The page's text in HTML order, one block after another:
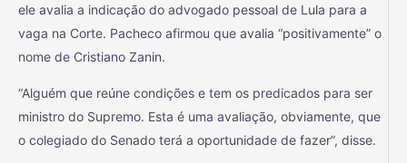
ele avalia a indicação do advogado pessoal de Lula para a
vaga na Corte. Pacheco afirmou que avalia “positivamente” o
nome de Cristiano Zanin.
“Alguém que reúne condições e tem os predicados para ser
ministro do Supremo. Esta é uma avaliação, obviamente, que
o colegiado do Senado terá a oportunidade de fazer”, disse.